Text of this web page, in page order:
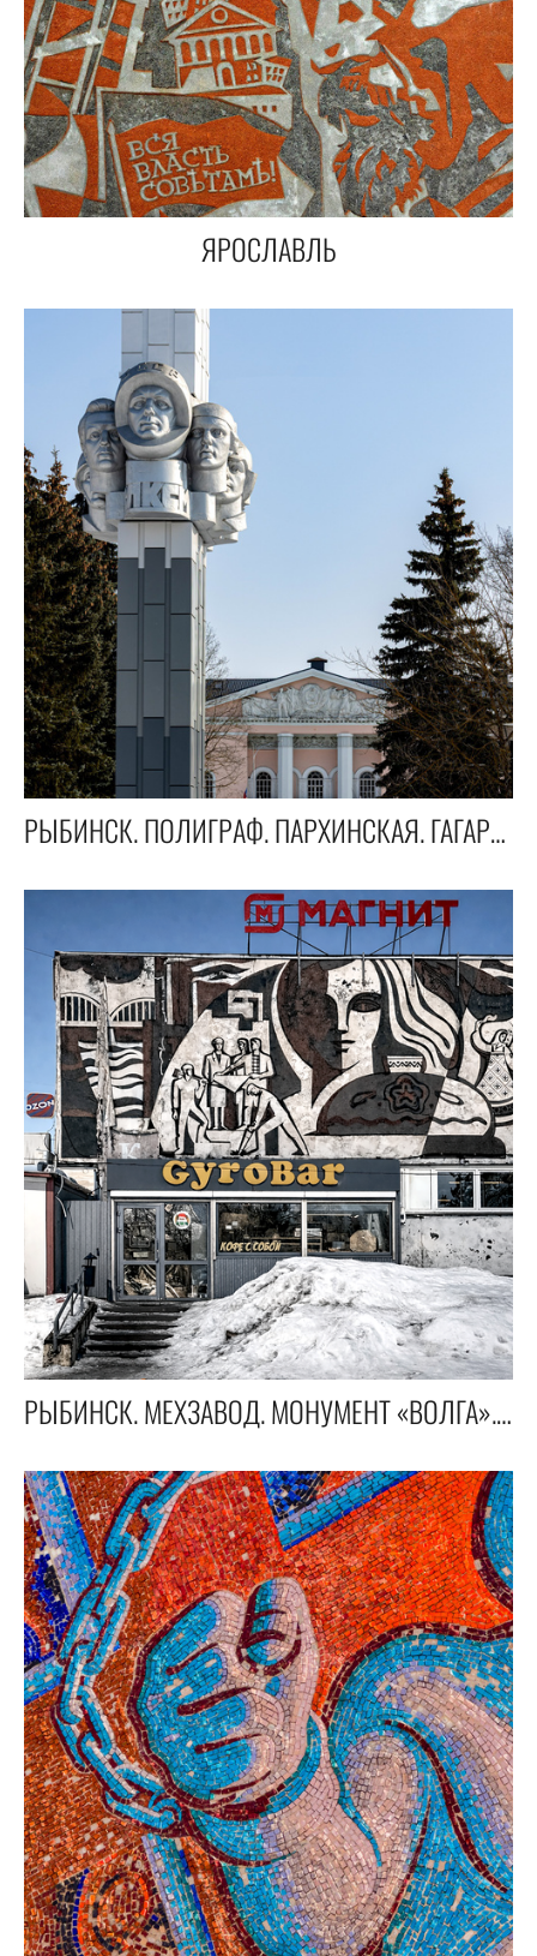
ЯРОСЛАВЛЬ
РЫБИНСК. ПОЛИГРАФ. ПАРХИНСКАЯ. ГАГАРИНА
РЫБИНСК. МЕХЗАВОД. МОНУМЕНТ «ВОЛГА». ПЕРЕБОРЫ